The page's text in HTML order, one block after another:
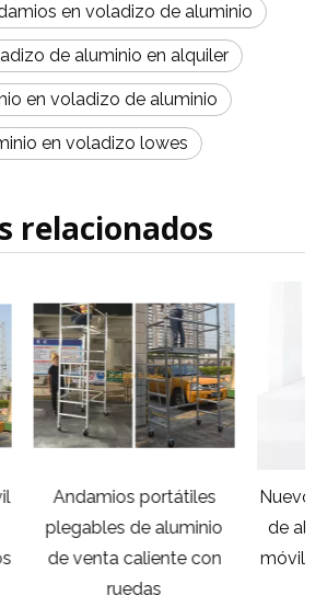
en voladizo de aluminio
de aluminio en alquiler
en voladizo de aluminio
en voladizo lowes
relacionados
con
Nuevo diseño Andamios
de aluminio Andamios
móviles Torre Andamios
plegables